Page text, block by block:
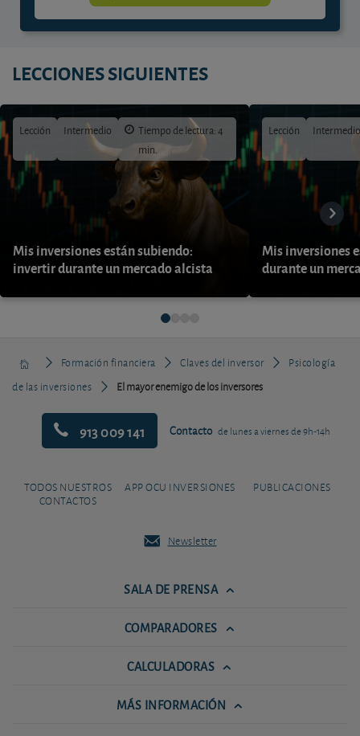
LECCIONES SIGUIENTES
Lección Intermedio
Tiempo de lectura: 4
min.
Mis inversiones están subiendo:
invertir durante un mercado alcista
Lección Intermedio
Mis inversiones
durante un
Formación financiera Claves del inversor
Psicología
de las inversiones
El mayor enemigo de los inversores
913 009 141 Contacto de lunes a viernes de 9h-14h
TODOS NUESTROS
CONTACTOS
APP OCU INVERSIONES PUBLICACIONES
Newsletter
SALA DE PRENSA
COMPARADORES
CALCULADORAS
MÁS INFORMACIÓN